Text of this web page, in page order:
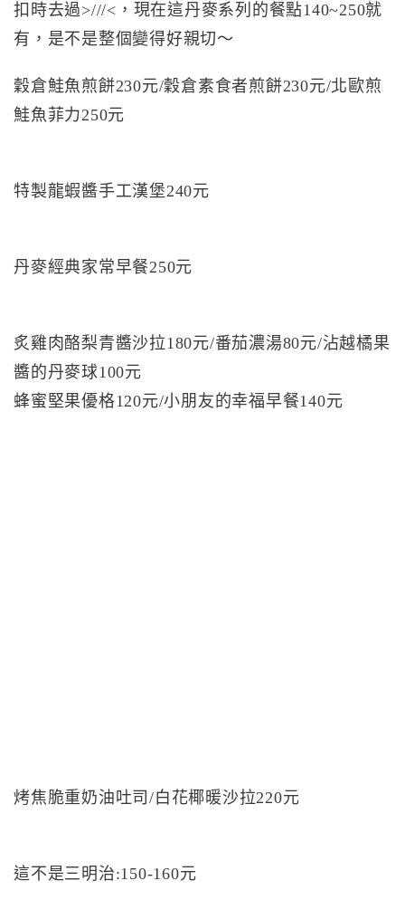
扣時去過>///<，現在這丹麥系列的餐點140~250就
有，是不是整個變得好親切～
穀倉鮭魚煎餅230元/穀倉素食者煎餅230元/北歐煎
鮭魚菲力250元
特製龍蝦醬手工漢堡240元
丹麥經典家常早餐250元
炙雞肉酪梨青醬沙拉180元/番茄濃湯80元/沾越橘果
醬的丹麥球100元
蜂蜜堅果優格120元/小朋友的幸福早餐140元
烤焦脆重奶油吐司/白花椰暖沙拉220元
這不是三明治:150-160元